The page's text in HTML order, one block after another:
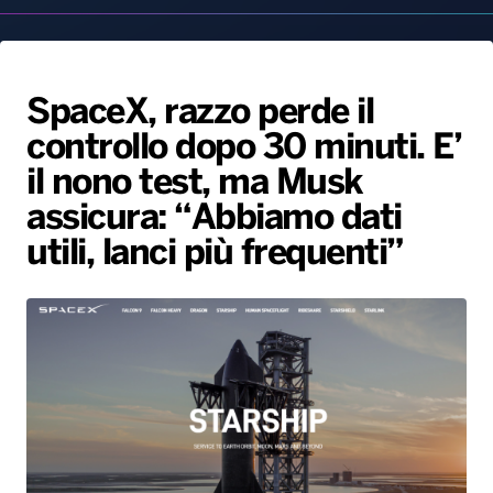
Leggerissime
Speciale Astrabilia 2026
Gallery
SpaceX, razzo perde il
controllo dopo 30 minuti. E’
il nono test, ma Musk
assicura: “Abbiamo dati
utili, lanci più frequenti”